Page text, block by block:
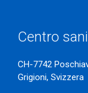
Centro
CH-7742
Grigioni, Svizzera